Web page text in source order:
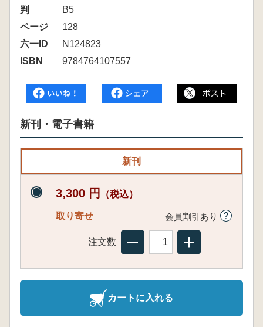
判
B5
ページ
128
六一ID
N124823
ISBN
9784764107557
新刊・電子書籍
新刊
3,300 円 （税込）
取り寄せ 会員割引あり
注文数
カートに入れる